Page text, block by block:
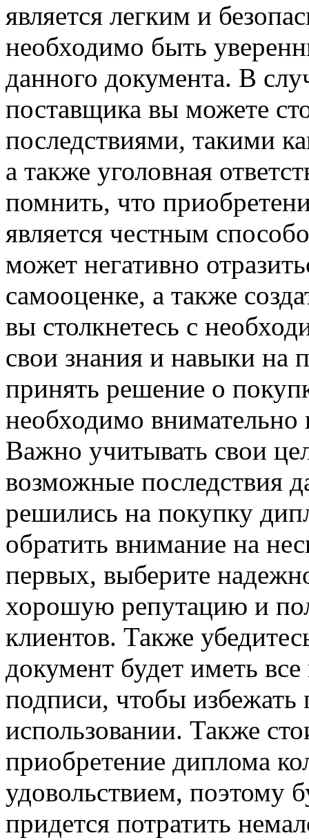
является легким и
необходимо быть
данного документа. В
поставщика вы можете
последствиями, такими
а также уголовная
помнить, что
является честным
может негативно
самооценке, а также
вы столкнетесь с
свои знания и навыки на
принять решение о
необходимо внимательно
Важно учитывать свои
возможные последствия
решились на покупку
обратить внимание на
первых, выберите
хорошую репутацию и
клиентов. Также
документ будет иметь
подписи, чтобы избежать
использовании. Также
приобретение диплома
удовольствием, поэтому
придется потратить